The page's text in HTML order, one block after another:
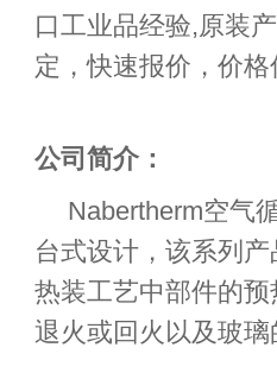
口工业品经验,原装
定，快速报价，价
公司简介：
Nabertherm空气
台式设计，该系列
热装工艺中部件的
退火或回火以及玻